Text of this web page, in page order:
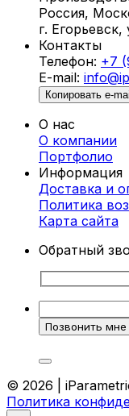
Что такое
панно?
Красногорске
инновационных
моделирования.
сложные
преобразуют
уникальный
проектируется
соответствовать
особенностям
Преимущества
панно
узоры и
динамику и
характер.
Россия,
г.
Контакты
Телефон: +7
E-mail:
Копировать e-mail
О нас
О компании
Портфолио
Информация
Доставка и
Политика
Карта cайта
Обратный
© 2026 |
Политика